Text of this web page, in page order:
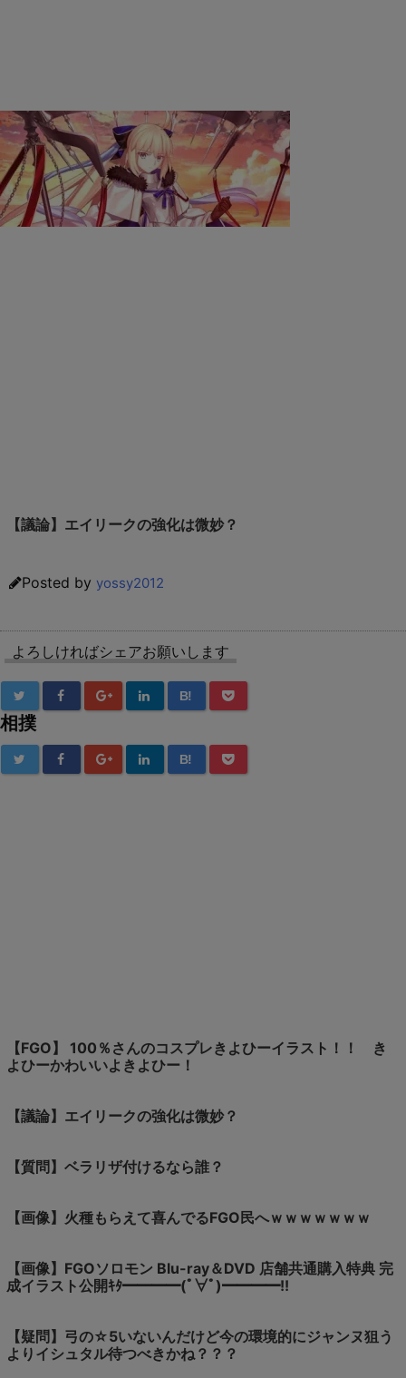
【議論】エイリークの強化は微妙？
Posted by yossy2012
よろしければシェアお願いします
B!
相撲
B!
【FGO】 100％さんのコスプレきよひーイラスト！！ き
よひーかわいいよきよひー！
【議論】エイリークの強化は微妙？
【質問】ベラリザ付けるなら誰？
【画像】火種もらえて喜んでるFGO民へｗｗｗｗｗｗｗ
【画像】FGOソロモン Blu-ray＆DVD 店舗共通購入特典 完
成イラスト公開ｷﾀ━━━━(ﾟ∀ﾟ)━━━━!!
【疑問】弓の☆5いないんだけど今の環境的にジャンヌ狙う
よりイシュタル待つべきかね？？？